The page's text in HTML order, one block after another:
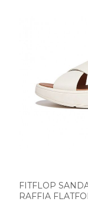
FITFLOP
RAFFIA